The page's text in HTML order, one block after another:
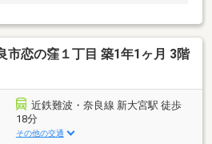
市恋の窪１丁目 築1年1ヶ月 3階
近鉄難波・奈良線 新大宮駅 徒歩
18分
その他の交通